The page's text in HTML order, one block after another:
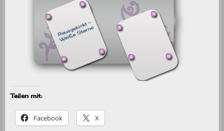
Teilen mit:
Facebook X